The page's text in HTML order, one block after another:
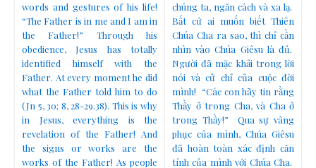
words and gestures of his life!
“The Father is in me and I am in
the Father!” Through his
obedience, Jesus has totally
identified himself with the
Father. At every moment he did
what the Father told him to do
(Jn 5, 30; 8, 28-29.38). This is why
in Jesus, everything is the
revelation of the Father! And
the signs or works are the
works of the Father! As people
chúng ta, ngăn cách và xa lạ.
Bất cứ ai muốn biết Thiên
Chúa Cha ra sao, thì chỉ cần
nhìn vào Chúa Giêsu là đủ.
Người đã mặc khải trong lời
nói và cử chỉ của cuộc đời
mình! “Các con hãy tin rằng
Thầy ở trong Cha, và Cha ở
trong Thầy!” Qua sự vâng
phục của mình, Chúa Giêsu
đã hoàn toàn xác định căn
tính của mình với Chúa Cha.